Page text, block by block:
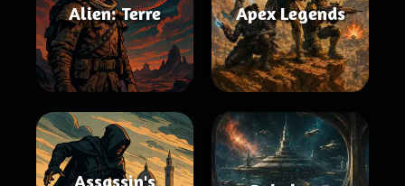
Alien: Terre Apex Legends
Assassin's